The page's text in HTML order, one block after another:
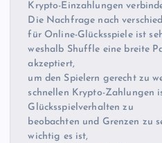
Krypto-Einzahlungen
Die Nachfrage nach
für Online-Glücksspiele ist
weshalb Shuffle eine breite
akzeptiert,
um den Spielern gerecht zu
schnellen Krypto-Zahlungen
Glücksspielverhalten zu
beobachten und Grenzen zu
wichtig es ist,